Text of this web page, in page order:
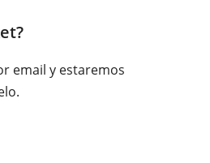
email y estaremos